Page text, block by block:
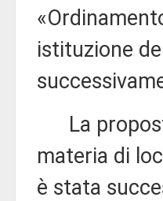
istituzione
La
materia di
è stata